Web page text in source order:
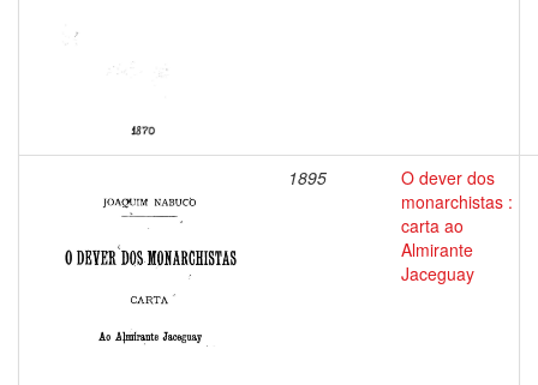
1895
O dever dos
monarchistas :
carta ao
Almirante
Jaceguay